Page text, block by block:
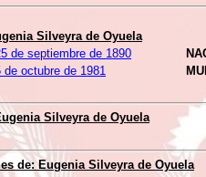
Silveyra de Oyuela
de septiembre de 1890
de octubre de 1981
Silveyra de Oyuela
de: Eugenia Silveyra de Oyuela